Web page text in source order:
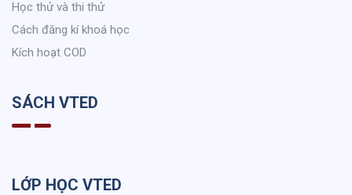
Học thử và thi thử
Cách đăng kí khoá học
Kích hoạt COD
SÁCH VTED
LỚP HỌC VTED